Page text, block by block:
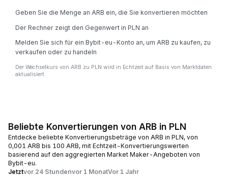
Geben Sie die Menge an ARB ein, die Sie konvertieren möchten
Der Rechner zeigt den Gegenwert in PLN an
Melden Sie sich für ein Bybit-eu-Konto an, um ARB zu kaufen, zu
verkaufen oder zu handeln
Der Wechselkurs von ARB zu PLN wird in Echtzeit auf Basis von Marktdaten
aktualisiert.
Beliebte Konvertierungen von ARB in PLN
Entdecke beliebte Konvertierungsbeträge von ARB in PLN, von
0,001 ARB bis 100 ARB, mit Echtzeit-Konvertierungswerten
basierend auf den aggregierten Market Maker-Angeboten von
Bybit-eu.
Jetztvor 24 Stundenvor 1 MonatVor 1 Jahr